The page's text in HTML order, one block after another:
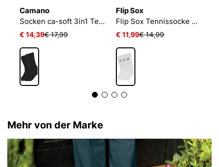
Camano
Socken ca-soft 3in1 Tencel Wolle Bambus
€ 14,39€ 17,99
Flip Sox
Flip Sox Tennissocke mit Motiv Flip Sox Tennissocke mit Motiv
€ 11,99€ 14,99
Mehr von der Marke